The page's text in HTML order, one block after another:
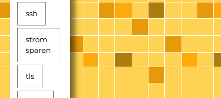
ssh
strom
sparen
tls